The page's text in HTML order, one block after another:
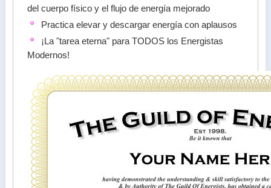
del cuerpo físico y el flujo de energía mejorado
Practica elevar y descargar energía con aplausos
¡La "tarea eterna" para TODOS los Energistas
Modernos!